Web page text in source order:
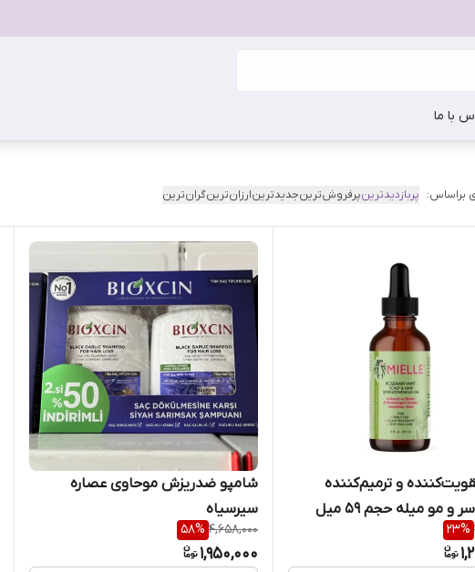
با ما
براساس: پربازدیدترینپرفروش‌ترینجدیدترینارزان‌ترینگران‌ترین
و ترمیم‌کننده
مو میله حجم 59 میل
23%
شامپو ضدریزش موحاوی عصاره
سیرسیاه
4,658,000
58%
1,950,000